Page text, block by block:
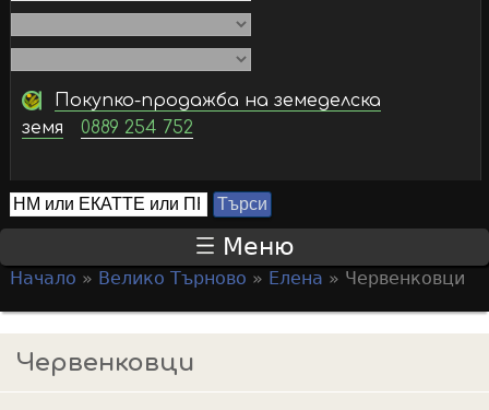
Покупко-продажба на земеделска
земя
0889 254 752
S
e
r
c
h
Т
ъ
с
и
Меню
o
u
Начало » Велико Търново » Елена » Червенковци
Червенковци